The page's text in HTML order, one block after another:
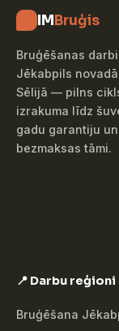
IMBruģis
Bruģēšanas darbi
Jēkabpils
Sēlijā — pilns
izrakuma līdz
gadu garantiju un
bezmaksas tāmi.
📍 Darbu reģioni
Bruģēšana